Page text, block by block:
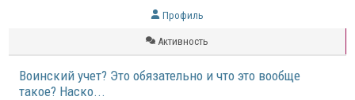
Профиль
Активность
Воинский учет? Это обязательно и что это вообще
такое? Наско...